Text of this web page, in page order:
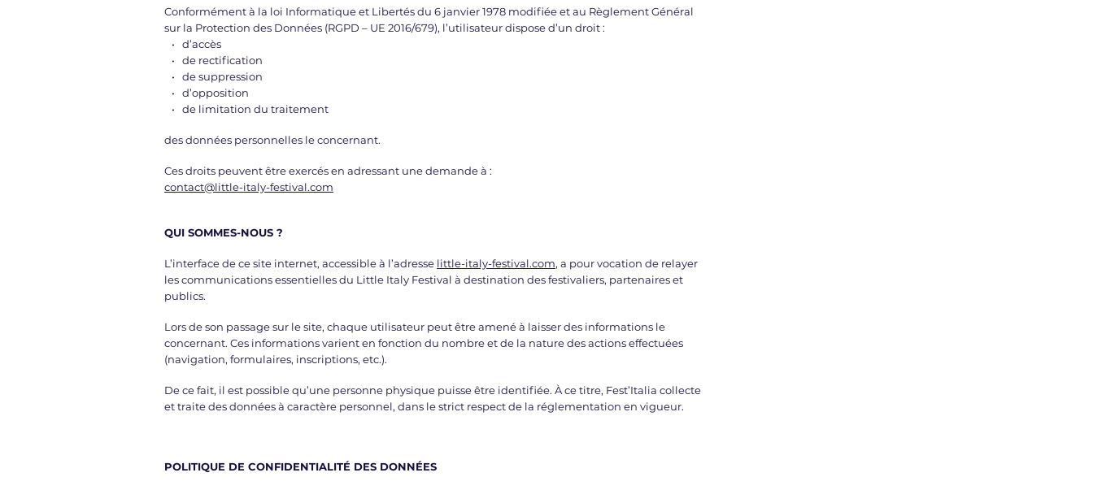
Conformément à la loi Informatique et Libertés du 6 janvier 1978 modifiée et au Règlement Général
sur la Protection des Données (RGPD – UE 2016/679), l’utilisateur dispose d’un droit :
• d’accès
• de rectification
• de suppression
• d’opposition
• de limitation du traitement
des données personnelles le concernant.
Ces droits peuvent être exercés en adressant une demande à :
contact@little-italy-festival.com
QUI SOMMES-NOUS ?
L’interface de ce site internet, accessible à l’adresse little-italy-festival.com, a pour vocation de relayer
les communications essentielles du Little Italy Festival à destination des festivaliers, partenaires et
publics.
Lors de son passage sur le site, chaque utilisateur peut être amené à laisser des informations le
concernant. Ces informations varient en fonction du nombre et de la nature des actions effectuées
(navigation, formulaires, inscriptions, etc.).
De ce fait, il est possible qu’une personne physique puisse être identifiée. À ce titre, Fest’Italia collecte
et traite des données à caractère personnel, dans le strict respect de la réglementation en vigueur.
POLITIQUE DE CONFIDENTIALITÉ DES DONNÉES